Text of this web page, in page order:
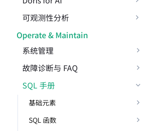
可观测性分析
Operate & Maintain
系统管理
故障诊断与 FAQ
SQL 手册
基础元素
SQL 函数